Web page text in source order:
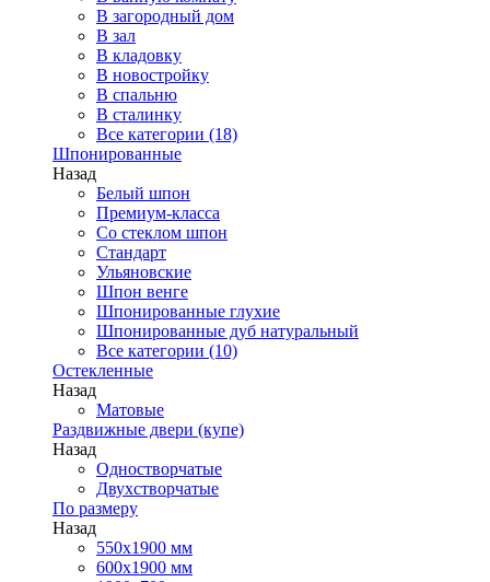
В загородный дом
В зал
В кладовку
В новостройку
В спальню
В сталинку
Все категории (18)
Шпонированные
Назад
Белый шпон
Премиум-класса
Со стеклом шпон
Стандарт
Ульяновские
Шпон венге
Шпонированные глухие
Шпонированные дуб натуральный
Все категории (10)
Остекленные
Назад
Матовые
Раздвижные двери (купе)
Назад
Одностворчатые
Двухстворчатые
По размеру
Назад
550x1900 мм
600x1900 мм